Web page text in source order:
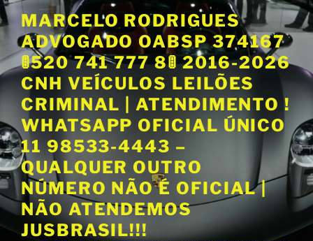
P
u
a
r
r
a
o
c
o
n
t
MARCELO RODRIGUES
ADVOGADO OABSP 374167
🚦520 741 777 8🚦 2016-2026
CNH VEÍCULOS LEILÕES
CRIMINAL | ATENDIMENTO !
WHATSAPP OFICIAL ÚNICO
11 98533-4443 –
QUALQUER OUTRO
NÚMERO NÃO É OFICIAL |
NÃO ATENDEMOS
JUSBRASIL!!!